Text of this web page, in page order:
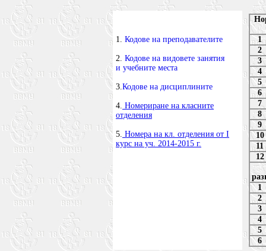
1. Кодове на преподавателите
2. Кодове на видовете занятия
и учебните места
3.Кодове на дисциплините
4. Номериране на класните
отделения
5. Номера на кл. отделения от I
курс на уч. 2014-2015 г.
1
2
3
4
5
6
7
8
9
10
11
12
1
2
3
4
5
6